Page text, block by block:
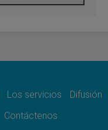
de la Madre
Los servicios
Difusión
Contáctenos